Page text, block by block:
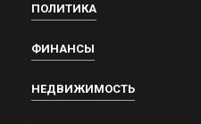
ПОЛИТИКА
ФИНАНСЫ
НЕДВИЖИМОСТЬ